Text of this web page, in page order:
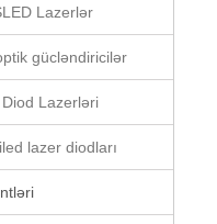
Lazerlər
gücləndiricilər
Lazerləri
lazer diodları